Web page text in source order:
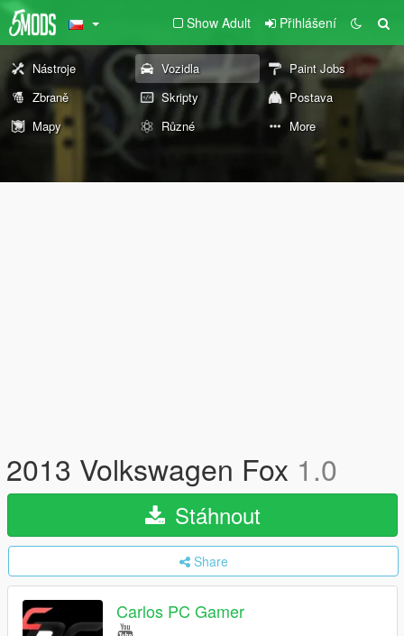
Show Adult Přihlášení
Nástroje Vozidla
Paint Jobs
Zbraně
Skripty
Postava
Mapy
Různé More
2013 Volkswagen Fox 1.0
Stáhnout
Share
Carlos PC Gamer